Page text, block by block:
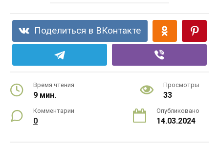
Поделиться в ВКонтакте
Время чтения
9 мин.
Просмотры
33
Комментарии
0
Опубликовано
14.03.2024